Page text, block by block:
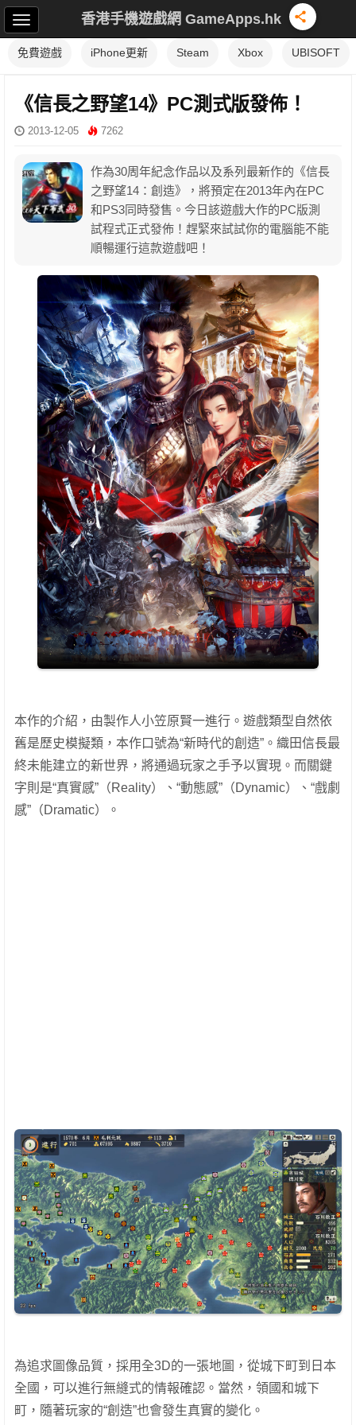
香港手機遊戲網 GameApps.hk
免費遊戲 iPhone更新 Steam Xbox UBISOFT
《信長之野望14》PC測式版發佈！
2013-12-05 7262
作為30周年紀念作品以及系列最新作的《信長
之野望14：創造》，將預定在2013年內在PC
和PS3同時發售。今日該遊戲大作的PC版測
試程式正式發佈！趕緊來試試你的電腦能不能
順暢運行這款遊戲吧！
本作的介紹，由製作人小笠原賢一進行。遊戲類型自然依
舊是歷史模擬類，本作口號為“新時代的創造”。織田信長最
終未能建立的新世界，將通過玩家之手予以實現。而關鍵
字則是“真實感”（Reality）、“動態感”（Dynamic）、“戲劇
感”（Dramatic）。
為追求圖像品質，採用全3D的一張地圖，從城下町到日本
全國，可以進行無縫式的情報確認。當然，領國和城下
町，隨著玩家的“創造”也會發生真實的變化。